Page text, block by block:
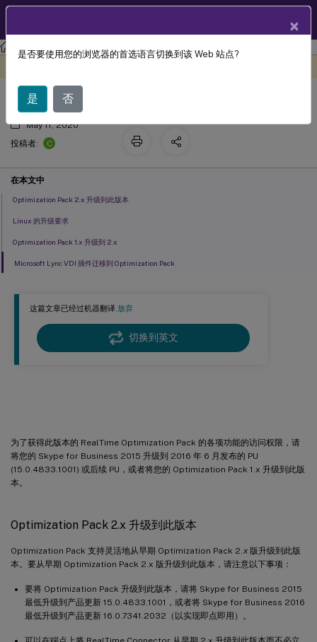
HDX 实时优化包 RealTime Optimization Pack 2.4 (LTSR)
这篇文章已经过机器翻译.放弃
切换到英文
为了获得此版本的 RealTime Optimization Pack 的各项功能的访问权限，请
将您的 Skype for Business 2015 升级到 2016 年 6 月发布的 PU
(15.0.4833.1001) 或后续 PU，或者将您的 Optimization Pack 1.x 升级到此版
本。
Optimization Pack 2.x 升级到此版本
Optimization Pack 支持灵活地从早期 Optimization Pack 2. x 版升级到此版
本。要从早期 Optimization Pack 2.x 版升级到此版本，请注意以下事项：
要将 Optimization Pack 升级到此版本，请将 Skype for Business 2015
最低升级到产品更新 15.0.4833.1001，或者将 Skype for Business 2016
最低升级到产品更新 16.0.7341.2032（以实现即点即用）。
升级
May 11, 2020
投稿者:
C
在本文中
Optimization Pack 2.x 升级到此版本
Linux 的升级要求
Optimization Pack 1.x 升级到 2.x
Microsoft Lync VDI 插件迁移到 Optimization Pack
×
是否要使用您的浏览器的首选语言切换到该 Web 站点?
是 否